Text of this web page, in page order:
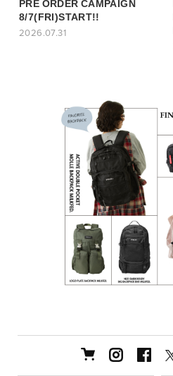
8/7(FRI)START!!
2026.07.31